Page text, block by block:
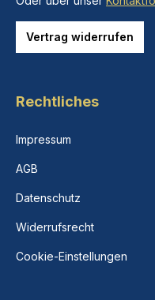
Vertrag widerrufen
Rechtliches
Impressum
AGB
Datenschutz
Widerrufsrecht
Cookie-Einstellungen